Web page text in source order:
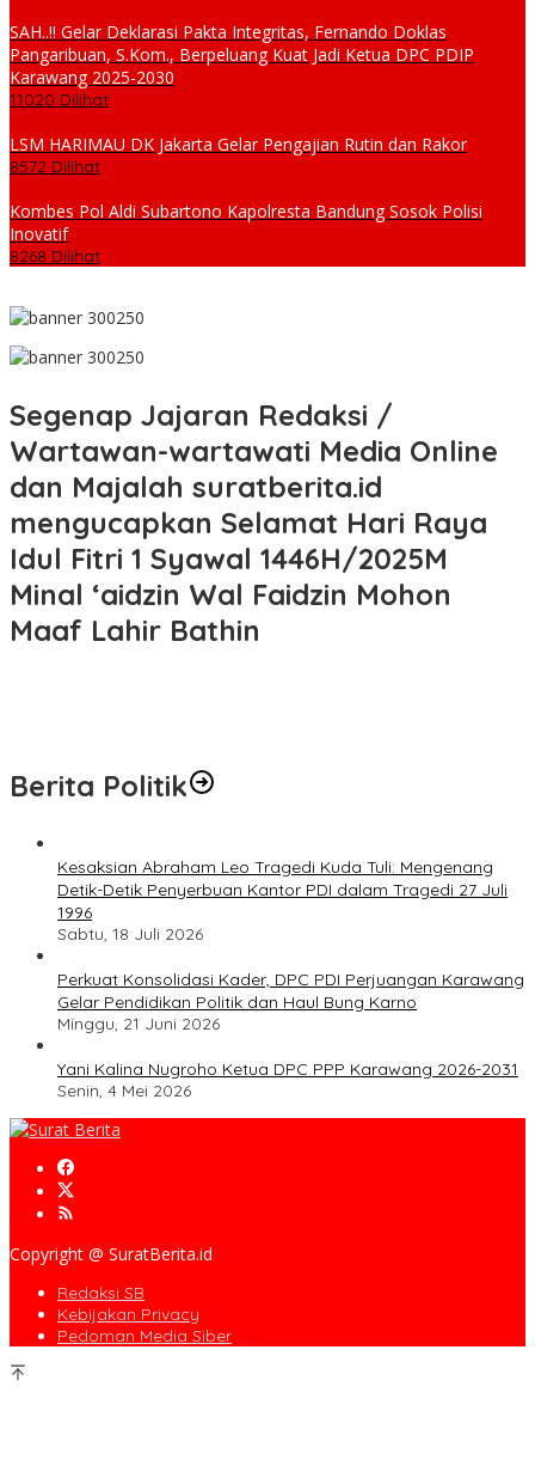
SAH..!! Gelar Deklarasi Pakta Integritas, Fernando Doklas
Pangaribuan, S.Kom., Berpeluang Kuat Jadi Ketua DPC PDIP
Karawang 2025-2030
11020 Dilihat
LSM HARIMAU DK Jakarta Gelar Pengajian Rutin dan Rakor
8572 Dilihat
Kombes Pol Aldi Subartono Kapolresta Bandung Sosok Polisi
Inovatif
8268 Dilihat
Segenap Jajaran Redaksi /
Wartawan-wartawati Media Online
dan Majalah suratberita.id
mengucapkan Selamat Hari Raya
Idul Fitri 1 Syawal 1446H/2025M
Minal ‘aidzin Wal Faidzin Mohon
Maaf Lahir Bathin
Berita Politik
Kesaksian Abraham Leo Tragedi Kuda Tuli: Mengenang
Detik-Detik Penyerbuan Kantor PDI dalam Tragedi 27 Juli
1996
Sabtu, 18 Juli 2026
Perkuat Konsolidasi Kader, DPC PDI Perjuangan Karawang
Gelar Pendidikan Politik dan Haul Bung Karno
Minggu, 21 Juni 2026
Yani Kalina Nugroho Ketua DPC PPP Karawang 2026-2031
Senin, 4 Mei 2026
Copyright @ SuratBerita.id
Redaksi SB
Kebijakan Privacy
Pedoman Media Siber